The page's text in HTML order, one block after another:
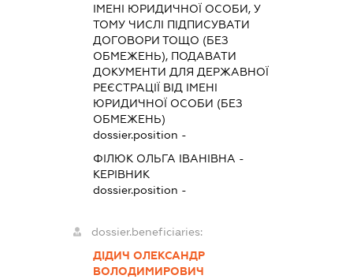
ІМЕНІ ЮРИДИЧНОЇ ОСОБИ, У
ТОМУ ЧИСЛІ ПІДПИСУВАТИ
ДОГОВОРИ ТОЩО (БЕЗ
ОБМЕЖЕНЬ), ПОДАВАТИ
ДОКУМЕНТИ ДЛЯ ДЕРЖАВНОЇ
РЕЄСТРАЦІЇ ВІД ІМЕНІ
ЮРИДИЧНОЇ ОСОБИ (БЕЗ
ОБМЕЖЕНЬ)
dossier.position -
ФІЛЮК ОЛЬГА ІВАНІВНА -
КЕРІВНИК
dossier.position -
dossier.beneficiaries:
ДІДИЧ ОЛЕКСАНДР
ВОЛОДИМИРОВИЧ